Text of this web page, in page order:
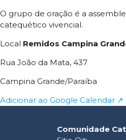
O grupo de oração é a
catequético vivencial.
Local Remidos Campina
Rua João da Mata, 437
Campina Grande/Paraíba
Adicionar ao Google Calendar ↗
Comunidade